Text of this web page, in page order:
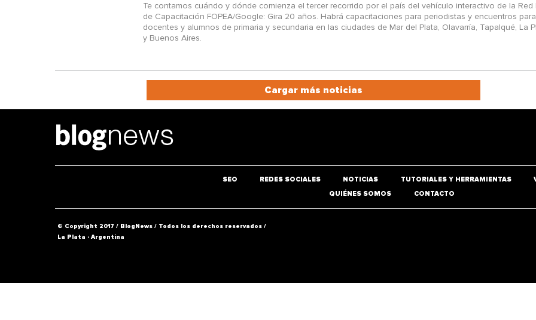
Te contamos cuándo y dónde comienza el tercer recorrido por el país del vehículo interactivo de la Red
de Capacitación FOPEA/Google: Gira 20 años. Habrá capacitaciones para periodistas y encuentros para
docentes y alumnos de primaria y secundaria en las ciudades de Mar del Plata, Olavarría, Tapalqué, La
y Buenos Aires.
Cargar más noticias
SEO REDES SOCIALES NOTICIAS TUTORIALES Y HERRAMIENTAS
QUIÉNES SOMOS
CONTACTO
© Copyright 2017 / BlogNews / Todos los derechos reservados /
La Plata - Argentina